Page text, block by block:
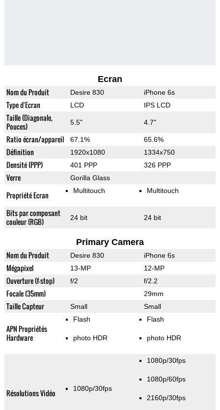
Ecran
Nom du Produit Desire 830 iPhone 6s
Type d'Ecran LCD IPS LCD
Taille (Diagonale,
Pouces)
5.5" 4.7"
Ratio écran/appareil 67.1% 65.6%
Définition 1920x1080 1334x750
Densité (PPP) 401 PPP 326 PPP
Verre Gorilla Glass
Propriété Ecran Multitouch Multitouch
Bits par composant
couleur (RGB)
24 bit 24 bit
Primary Camera
Nom du Produit Desire 830 iPhone 6s
Mégapixel 13-MP 12-MP
Ouverture (f-stop) f/2 f/2.2
Focale (35mm) 29mm
Taille Capteur Small Small
APN Propriétés
Hardware
Flash
photo HDR
Flash
photo HDR
Résolutions Vidéo 1080p/30fps
1080p/30fps
1080p/60fps
2160p/30fps